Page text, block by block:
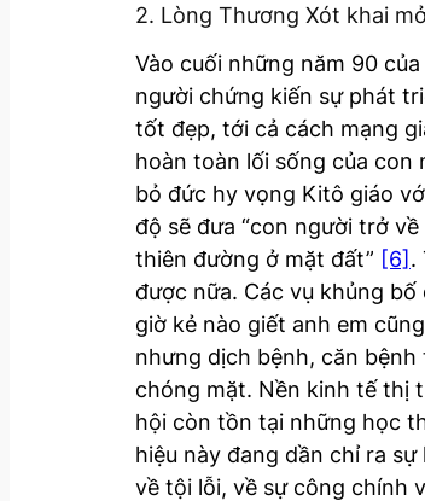
2. Lòng Thương Xót khai
Vào cuối những năm 90
người chứng kiến sự phát
tốt đẹp, tới cả cách mạng
hoàn toàn lối sống của con
bỏ đức hy vọng Kitô giáo
độ sẽ đưa “con người trở
thiên đường ở mặt đất” [6].
được nữa. Các vụ khủng
giờ kẻ nào giết anh em
nhưng dịch bệnh, căn
chóng mặt. Nền kinh tế thị
hội còn tồn tại những học
hiệu này đang dần chỉ ra
về tội lỗi, về sự công chính